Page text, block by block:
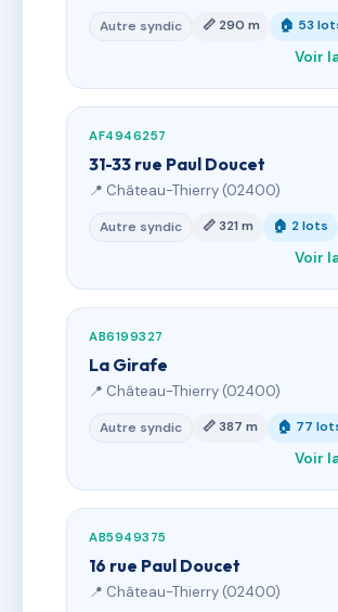
Autre syndic 📏 290 m 🏠 53
Voir
AF4946257
31-33 rue Paul Doucet
📍 Château-Thierry (02400)
Autre syndic 📏 321 m 🏠 2 lots
Voir
AB6199327
La Girafe
📍 Château-Thierry (02400)
Autre syndic 📏 387 m 🏠 77
Voir
AB5949375
16 rue Paul Doucet
📍 Château-Thierry (02400)